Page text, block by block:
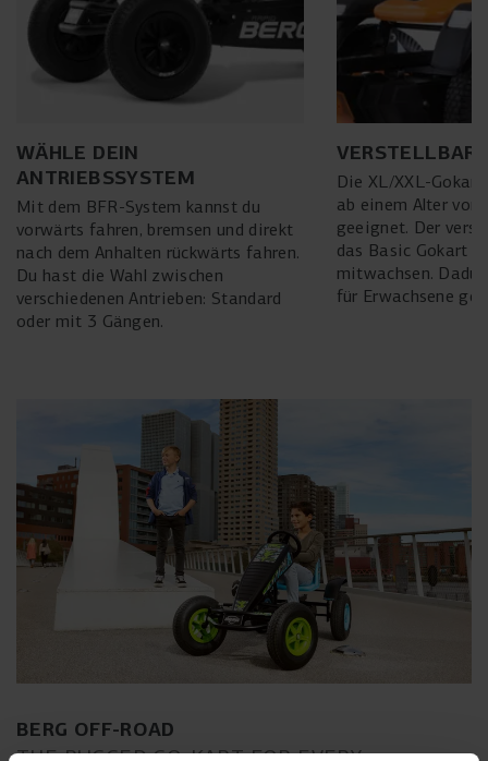
WÄHLE DEIN
ANTRIEBSSYSTEM
Mit dem BFR-System kannst du
vorwärts fahren, bremsen und direkt
nach dem Anhalten rückwärts fahren.
Du hast die Wahl zwischen
verschiedenen Antrieben: Standard
oder mit 3 Gängen.
Die XL/XXL-
ab einem Alter von
geeignet. Der
das Basic Gokart
mitwachsen.
für Erwachsene
BERG OFF-ROAD